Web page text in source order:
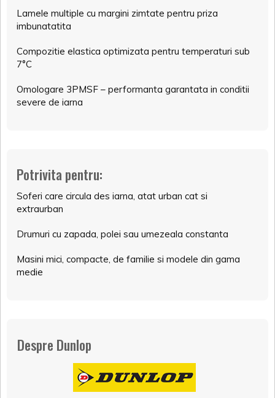
Lamele multiple cu margini zimtate pentru priza
imbunatatita
Compozitie elastica optimizata pentru temperaturi sub
7°C
Omologare 3PMSF – performanta garantata in conditii
severe de iarna
Potrivita pentru:
Soferi care circula des iarna, atat urban cat si
extraurban
Drumuri cu zapada, polei sau umezeala constanta
Masini mici, compacte, de familie si modele din gama
medie
Despre Dunlop